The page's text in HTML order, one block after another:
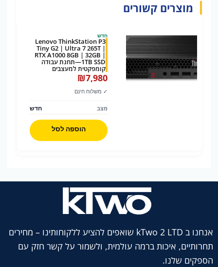
מוצרים קשורים
חדש
Lenovo ThinkStation P3
Tiny G2 | Ultra 7 265T |
RTX A1000 8GB | 32GB |
1TB SSD—תחנת עבודה
קומפקטית למעצבים
₪7,980
✓ משלוח חינם
מצב חדש
הוספה לסל
אנחנו ב kTwo 2 LTD שואפים להציע ללקוחותינו – מחירים
תחרותיים, איכות ברמה עולמית, ולשמור על קשר חזק עם
הספקים שלנו.